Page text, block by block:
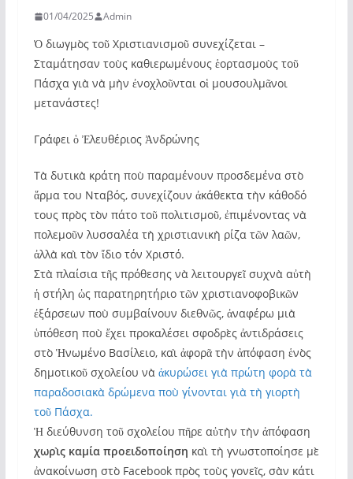
01/04/2025 Admin
Ὁ διωγμὸς τοῦ Χριστιανισμοῦ συνεχίζεται –
Σταμάτησαν τοὺς καθιερωμένους ἑορτασμοὺς τοῦ
Πάσχα γιὰ νὰ μὴν ἐνοχλοῦνται οἱ μουσουλμᾶνοι
μετανάστες!
Γράφει ὁ Ἐλευθέριος Ἀνδρώνης
Τὰ δυτικὰ κράτη ποὺ παραμένουν προσδεμένα στὸ
ἅρμα του Νταβός, συνεχίζουν ἀκάθεκτα τὴν κάθοδό
τους πρὸς τὸν πάτο τοῦ πολιτισμοῦ, ἐπιμένοντας νὰ
πολεμοῦν λυσσαλέα τὴ χριστιανικὴ ρίζα τῶν λαῶν,
ἀλλὰ καὶ τὸν ἴδιο τόν Χριστό.
Στὰ πλαίσια τῆς πρόθεσης νὰ λειτουργεῖ συχνὰ αὐτὴ
ἡ στήλη ὡς παρατηρητήριο τῶν χριστιανοφοβικῶν
ἐξάρσεων ποὺ συμβαίνουν διεθνῶς, ἀναφέρω μιὰ
ὑπόθεση ποὺ ἔχει προκαλέσει σφοδρὲς ἀντιδράσεις
στὸ Ἡνωμένο Βασίλειο, καὶ ἀφορᾶ τὴν ἀπόφαση ἑνὸς
δημοτικοῦ σχολείου νὰ ἀκυρώσει γιὰ πρώτη φορὰ τὰ
παραδοσιακὰ δρώμενα ποὺ γίνονται γιὰ τὴ γιορτὴ
τοῦ Πάσχα.
Ἡ διεύθυνση τοῦ σχολείου πῆρε αὐτὴν τὴν ἀπόφαση
χωρὶς καμία προειδοποίηση καὶ τὴ γνωστοποίησε μὲ
ἀνακοίνωση στὸ Facebook πρὸς τοὺς γονεῖς, σὰν κάτι